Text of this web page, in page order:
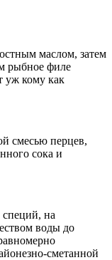
маслом, затем
рыбное филе
уж кому как
смесью перцев,
сока и
на
воды до
сметанной